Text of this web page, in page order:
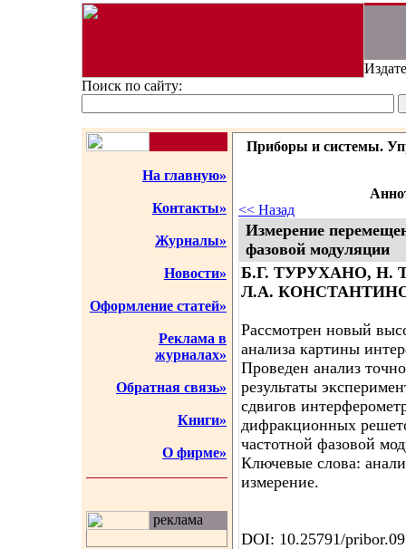
Поиск по сайту:
На главную»
Контакты»
Журналы»
Новости»
Оформление статей»
Реклама в
журналах»
Обратная связь»
Книги»
О фирме»
реклама
Приборы и системы.
<< Назад
Измерение
фазовой модуляции
Б.Г. ТУРУХАНО,
Л.А.
Рассмотрен новый
анализа картины
Проведен анализ
результаты
сдвигов
дифракционных
частотной фазовой
Ключевые слова:
измерение.
DOI: 10.25791/